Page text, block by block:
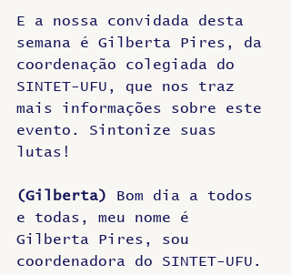
E a nossa convidada desta
semana é Gilberta Pires, da
coordenação colegiada do
SINTET-UFU, que nos traz
mais informações sobre este
evento. Sintonize suas
lutas!
(Gilberta) Bom dia a todos
e todas, meu nome é
Gilberta Pires, sou
coordenadora do SINTET-UFU.